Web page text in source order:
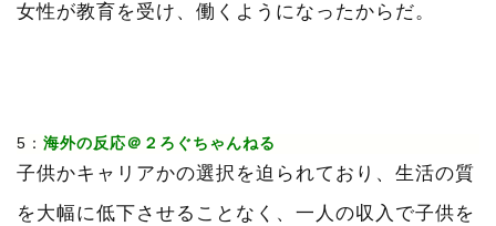
女性が教育を受け、働くようになったからだ。
5： 海外の反応＠２ろぐちゃんねる
子供かキャリアかの選択を迫られており、生活の質
を大幅に低下させることなく、一人の収入で子供を